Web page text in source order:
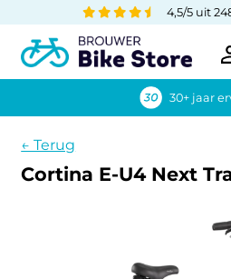
4,5/5 uit
30+ jaar
← Terug
Cortina E-U4 Next